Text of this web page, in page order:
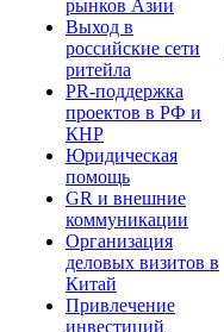
рынков Азии
Выход в
российские сети
ритейла
PR-поддержка
проектов в РФ и
КНР
Юридическая
помощь
GR и внешние
коммуникации
Организация
деловых визитов в
Китай
Привлечение
инвестиций